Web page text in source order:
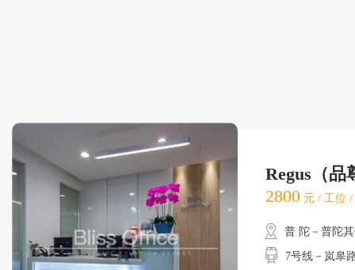
Regus（品
2800 元 / 工位
普 陀－普陀
7号线－岚皋